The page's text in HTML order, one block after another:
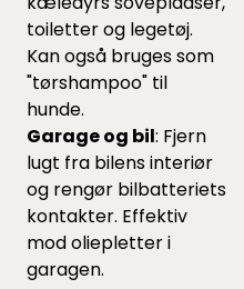
toiletter og legetøj.
Kan også bruges som
"tørshampoo" til
hunde.
Garage og bil: Fjern
lugt fra bilens interiør
og rengør bilbatteriets
kontakter. Effektiv
mod oliepletter i
garagen.